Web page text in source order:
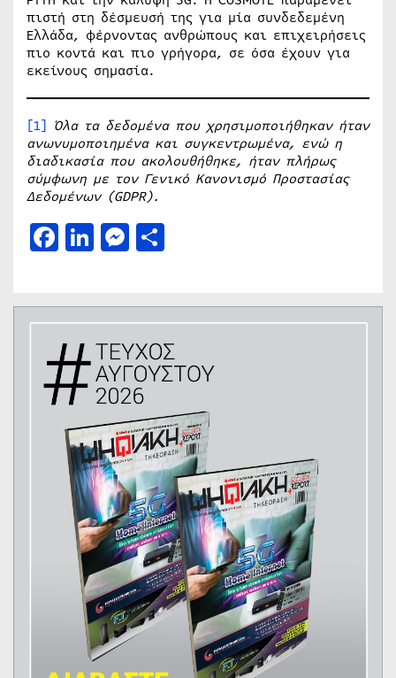
πιστή στη δέσμευσή της για μία συνδεδεμένη
Ελλάδα, φέρνοντας ανθρώπους και επιχειρήσεις
πιο κοντά και πιο γρήγορα, σε όσα έχουν για
εκείνους σημασία.
[1] Όλα τα δεδομένα που χρησιμοποιήθηκαν ήταν
ανωνυμοποιημένα και συγκεντρωμένα, ενώ η
διαδικασία που ακολουθήθηκε, ήταν πλήρως
σύμφωνη με τον Γενικό Κανονισμό Προστασίας
Δεδομένων (GDPR).
Facebook
LinkedIn
Messenger